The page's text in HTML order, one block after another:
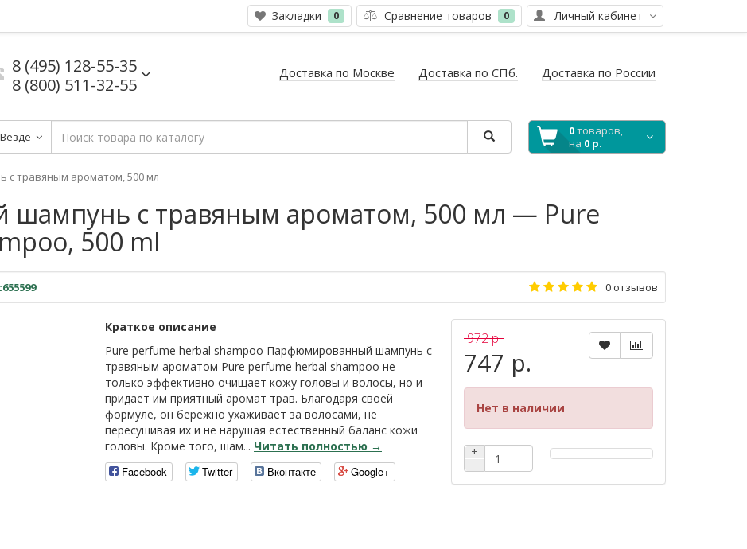
Личный кабинет
Закладки 0 Сравнение товаров 0
8 (495) 128-55-35
8 (800) 511-32-55
Доставка по Москве Доставка по СПб. Доставка по России
Везде 0товаров,
на 0 р.
травяным ароматом, 500 мл
с травяным ароматом, 500 мл — Pure
500 ml
0 отзывов
Краткое описание
Pure perfume herbal shampoo Парфюмированный шампунь с
травяным ароматом Pure perfume herbal shampoo не
только эффективно очищает кожу головы и волосы, но и
придает им приятный аромат трав. Благодаря своей
формуле, он бережно ухаживает за волосами, не
пересушивая их и не нарушая естественный баланс кожи
головы. Кроме того, шам... Читать полностью →
Facebook
Twitter Вконтакте Google+
972 р.
747 р.
Нет в наличии
+
−